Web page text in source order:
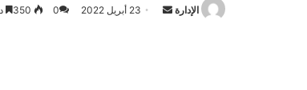
الإدارة
أرسل 23 أبريل 2022 0